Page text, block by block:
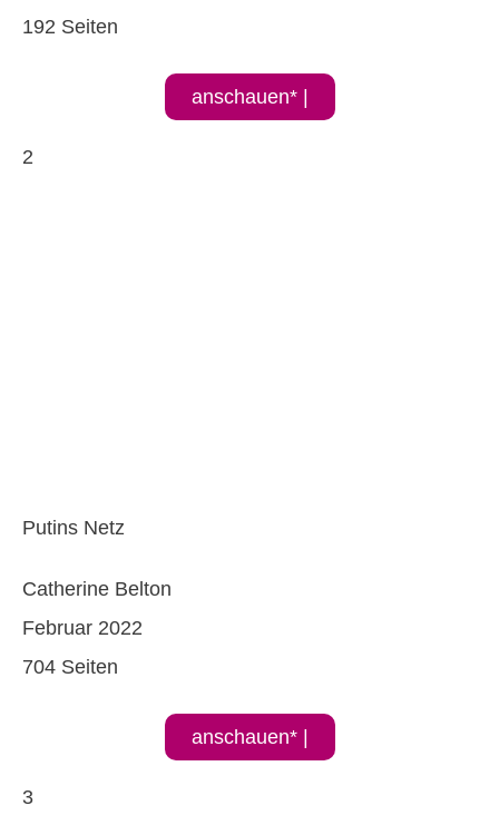
192 Seiten
anschauen* |
2
Putins Netz
Catherine Belton
Februar 2022
704 Seiten
anschauen* |
3